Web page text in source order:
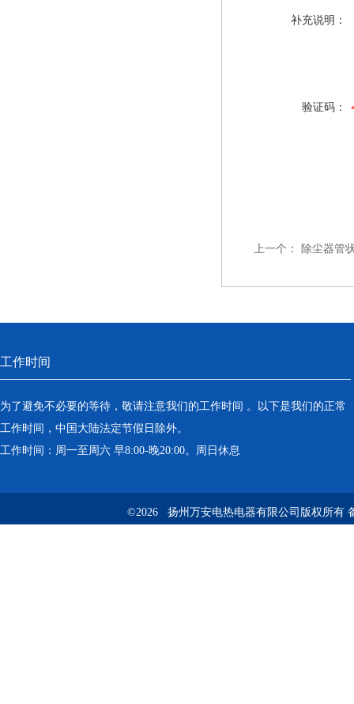
补充说明：
验证码：
上一个： 除尘器管
工作时间
为了避免不必要的等待，敬请注意我们的工作时间 。以下是我们的正常
工作时间，中国大陆法定节假日除外。
工作时间：周一至周六 早8:00-晚20:00。周日休息
©2026 扬州万安电热电器有限公司版权所有